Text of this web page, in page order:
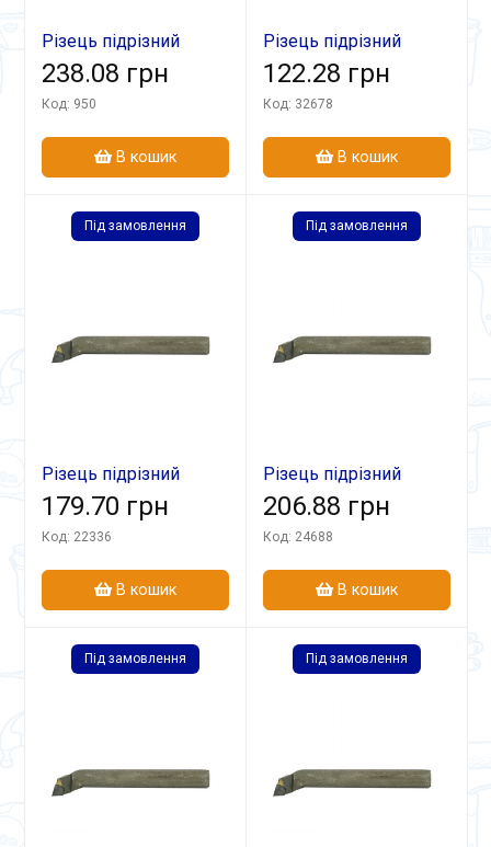
Різець підрізний
відігн 25х20х140 ВК8
238.08 грн
Код: 950
В кошик
Різець підрізний
відігн 16х12х100
Т5К10
122.28 грн
Код: 32678
В кошик
Під замовлення
Різець підрізний
відігн 25х16х140
Т5К10 лів
179.70 грн
Код: 22336
В кошик
Під замовлення
Різець підрізний
відігн 32х20х170
Т15К6 В
206.88 грн
Код: 24688
В кошик
Під замовлення Під замовлення